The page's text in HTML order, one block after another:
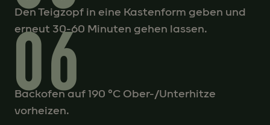
Den Teigzopf in eine Kastenform geben und
erneut 30-60 Minuten gehen lassen.
06
Backofen auf 190 °C Ober-/Unterhitze
vorheizen.